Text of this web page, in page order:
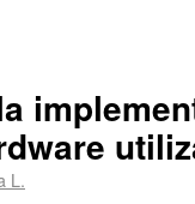
L.